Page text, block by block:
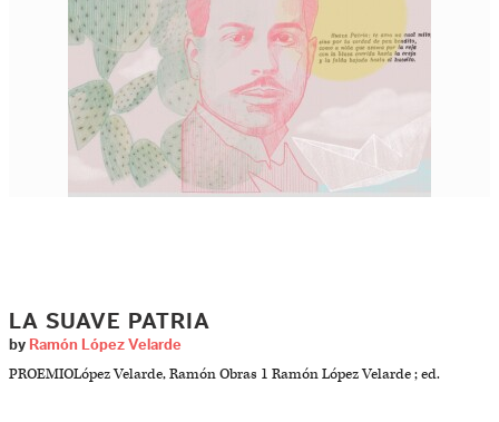
LA SUAVE PATRIA
by Ramón López Velarde
PROEMIOLópez Velarde, Ramón Obras 1 Ramón López Velarde ; ed.